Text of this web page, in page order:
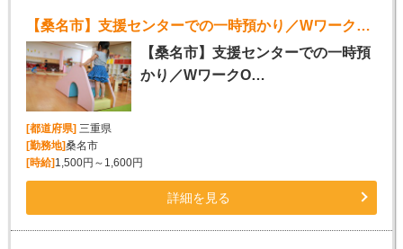
【桑名市】支援センターでの一時預かり／WワークOK
【桑名市】支援センターでの一時預
かり／WワークO…
[都道府県] 三重県
[勤務地]桑名市
[時給] 1,500円～1,600円
詳細を見る